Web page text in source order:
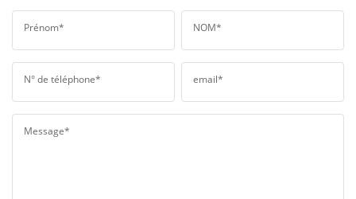
Prénom* NOM*
N° de téléphone* email*
Message*